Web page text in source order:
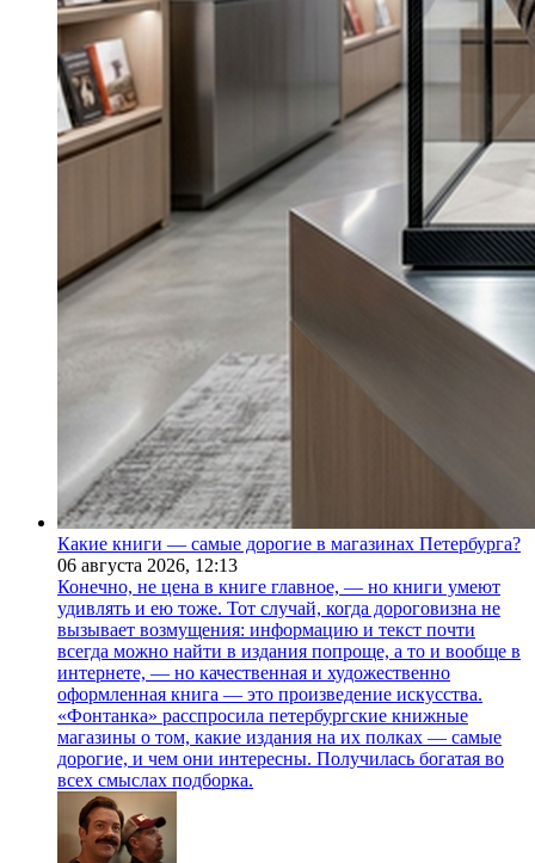
Какие книги — самые дорогие в магазинах Петербурга?
06 августа 2026, 12:13
Конечно, не цена в книге главное, — но книги умеют
удивлять и ею тоже. Тот случай, когда дороговизна не
вызывает возмущения: информацию и текст почти
всегда можно найти в издания попроще, а то и вообще в
интернете, — но качественная и художественно
оформленная книга — это произведение искусства.
«Фонтанка» расспросила петербургские книжные
магазины о том, какие издания на их полках — самые
дорогие, и чем они интересны. Получилась богатая во
всех смыслах подборка.